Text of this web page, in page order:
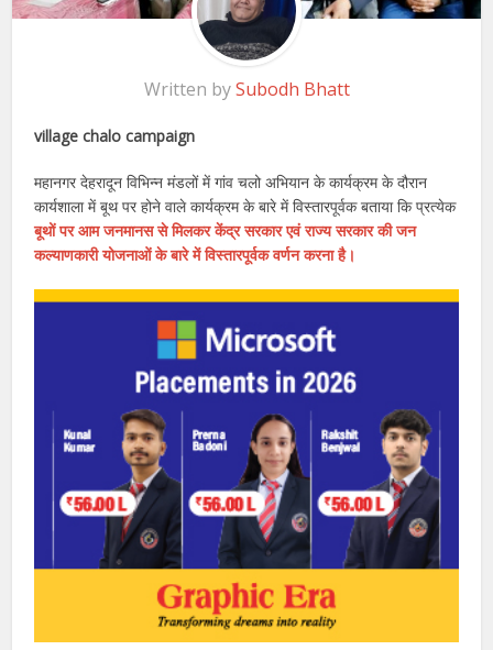
Written bySubodh Bhatt
village chalo campaign
महानगर देहरादून विभिन्न मंडलों में गांव चलो अभियान के कार्यक्रम के दौरान
कार्यशाला में बूथ पर होने वाले कार्यक्रम के बारे में विस्तारपूर्वक बताया कि प्रत्येक
बूथों पर आम जनमानस से मिलकर केंद्र सरकार एवं राज्य सरकार की जन
कल्याणकारी योजनाओं के बारे में विस्तारपूर्वक वर्णन करना है।